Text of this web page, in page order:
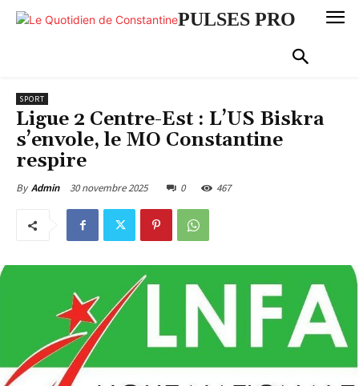
PULSES PRO
SPORT
Ligue 2 Centre-Est : L’US Biskra
s’envole, le MO Constantine
respire
By Admin 30 novembre 2025 0 467